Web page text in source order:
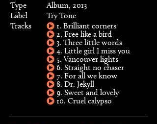
Type
Album, 2013
Label
Try Tone
Tracks
1. Brilliant corners
2. Free like a bird
3. Three little words
4. Little girl I miss you
5. Vancouver lights
6. Straight no chaser
7. For all we know
8. Dr. Jekyll
9. Sweet and lovely
10. Cruel calypso